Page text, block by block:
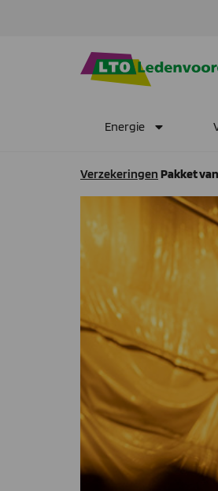
Energie
Verzekeringen Pakket